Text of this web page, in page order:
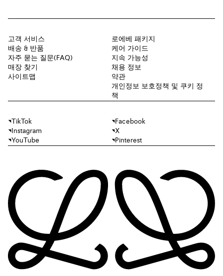
고객 서비스
배송 & 반품
자주 묻는 질문(FAQ)
매장 찾기
사이트맵
로에베 패키지
케어 가이드
지속 가능성
채용 정보
약관
개인정보 보호정책 및 쿠키 정
책
TikTok
Facebook
Instagram
X
YouTube
Pinterest